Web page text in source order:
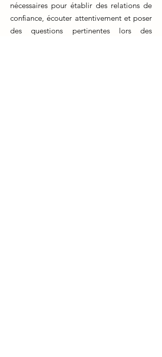
nécessaires pour établir des relations de
confiance, écouter attentivement et poser
des questions pertinentes lors des